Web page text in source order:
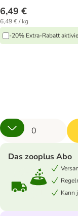
6,49 €
6,49 € / kg
-20% Extra-Rabatt
Das zooplus Abo
Kann